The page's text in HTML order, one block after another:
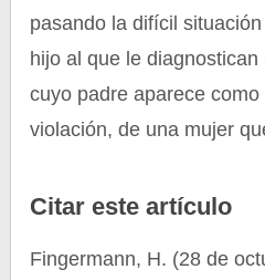
pasando la difícil
hijo al que le
cuyo padre aparece
violación, de una mujer
Citar este artículo
Fingermann, H. (28 de